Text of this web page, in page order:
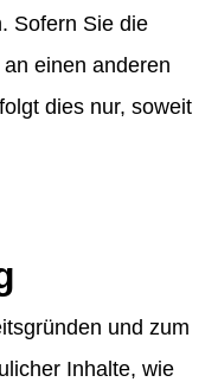
Sofern Sie die
einen anderen
dies nur, soweit
und zum
Inhalte, wie